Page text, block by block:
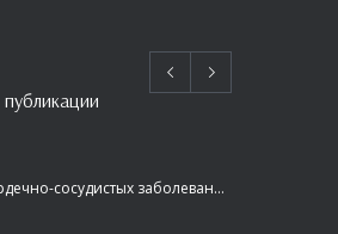
Причины сердечно-сосудистых заболеваний